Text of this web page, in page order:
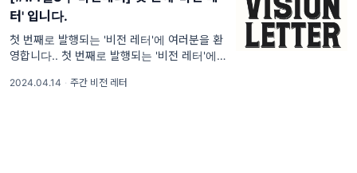
터' 입니다.
첫 번째로 발행되는 '비전 레터'에 여러분을 환
영합니다.. 첫 번째로 발행되는 '비전 레터'에 여
뜻깊게 생각하며, 앞으로 구독자 분들께 더욱
2024.04.14 · 주간 비전 레터